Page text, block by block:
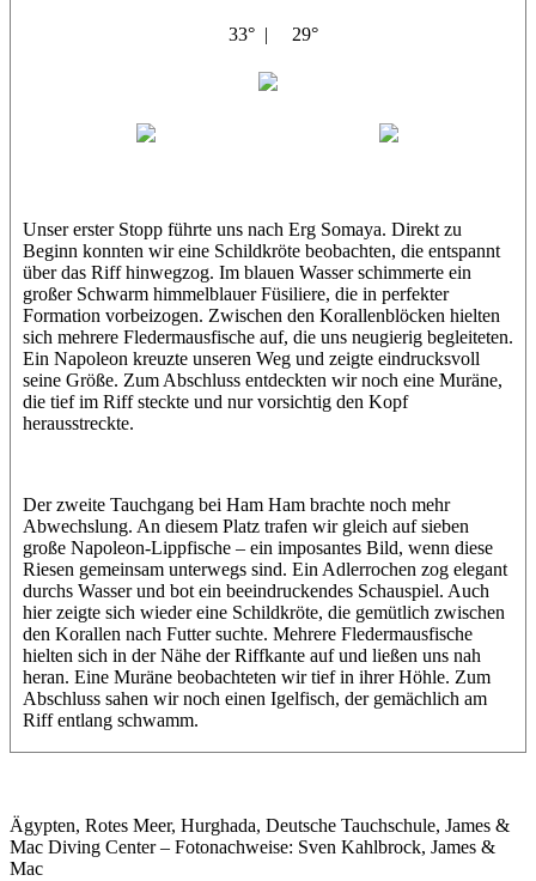
33° | 29°
Unser erster Stopp führte uns nach Erg Somaya. Direkt zu
Beginn konnten wir eine Schildkröte beobachten, die entspannt
über das Riff hinwegzog. Im blauen Wasser schimmerte ein
großer Schwarm himmelblauer Füsiliere, die in perfekter
Formation vorbeizogen. Zwischen den Korallenblöcken hielten
sich mehrere Fledermausfische auf, die uns neugierig begleiteten.
Ein Napoleon kreuzte unseren Weg und zeigte eindrucksvoll
seine Größe. Zum Abschluss entdeckten wir noch eine Muräne,
die tief im Riff steckte und nur vorsichtig den Kopf
herausstreckte.
Der zweite Tauchgang bei Ham Ham brachte noch mehr
Abwechslung. An diesem Platz trafen wir gleich auf sieben
große Napoleon-Lippfische – ein imposantes Bild, wenn diese
Riesen gemeinsam unterwegs sind. Ein Adlerrochen zog elegant
durchs Wasser und bot ein beeindruckendes Schauspiel. Auch
hier zeigte sich wieder eine Schildkröte, die gemütlich zwischen
den Korallen nach Futter suchte. Mehrere Fledermausfische
hielten sich in der Nähe der Riffkante auf und ließen uns nah
heran. Eine Muräne beobachteten wir tief in ihrer Höhle. Zum
Abschluss sahen wir noch einen Igelfisch, der gemächlich am
Riff entlang schwamm.
Ägypten, Rotes Meer, Hurghada, Deutsche Tauchschule, James &
Mac Diving Center – Fotonachweise: Sven Kahlbrock, James &
Mac